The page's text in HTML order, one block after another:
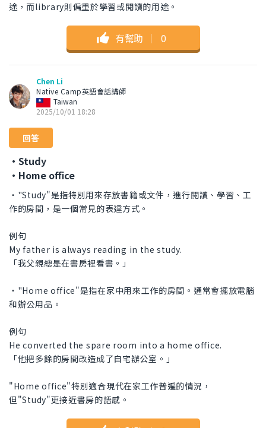
途，而library則偏重於學習或閱讀的用途。
有幫助 ｜ 0
Chen Li
Native Camp英語會話講師
Taiwan
2025/10/01 18:28
回答
・Study
・Home office
・"Study"是指特別用來存放書籍或文件，進行閱讀、學習、工
作的房間，是一個常見的表達方式。
例句
My father is always reading in the study.
「我父親總是在書房裡看書。」
・"Home office"是指在家中用來工作的房間。通常會擺放電腦
和辦公用品。
例句
He converted the spare room into a home office.
「他把多餘的房間改造成了自宅辦公室。」
"Home office"特別適合現代在家工作普遍的情況，
但"Study"更接近書房的語感。